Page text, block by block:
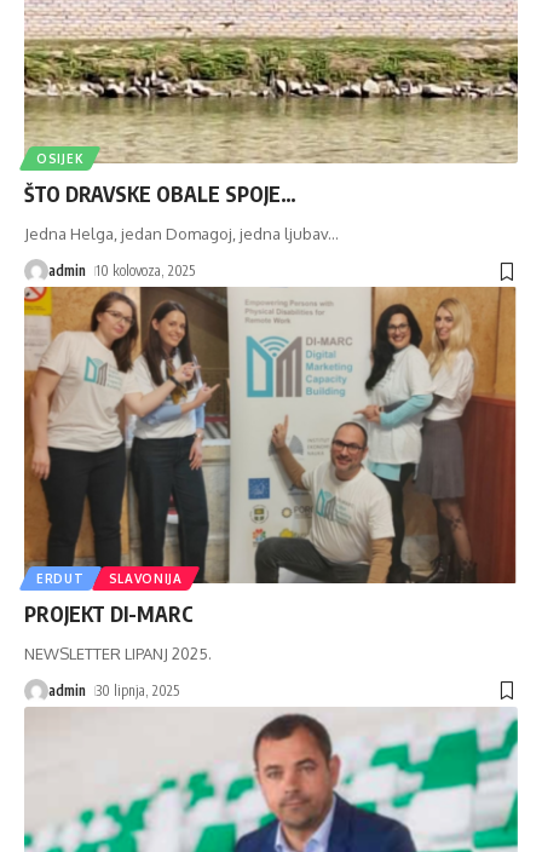
OSIJEK
ŠTO DRAVSKE OBALE SPOJE…
Jedna Helga, jedan Domagoj, jedna ljubav...
admin 10 kolovoza, 2025
ERDUT SLAVONIJA
PROJEKT DI-MARC
NEWSLETTER LIPANJ 2025.
admin 30 lipnja, 2025